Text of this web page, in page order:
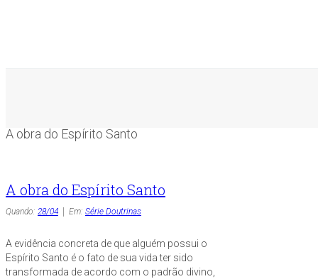
A obra do Espírito Santo
A obra do Espírito Santo
Quando: 28/04 Em: Série Doutrinas
A evidência concreta de que alguém possui o
Espírito Santo é o fato de sua vida ter sido
transformada de acordo com o padrão divino,